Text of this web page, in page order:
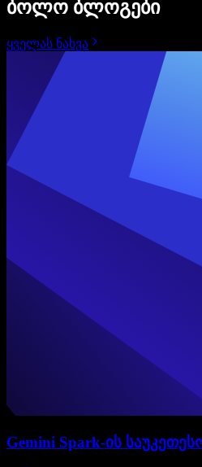
ბოლო ბლოგები
ყველას ნახვა
Gemini Spark-ის